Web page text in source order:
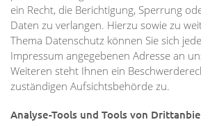
ein Recht, die Berichtigung, Sperrung
Daten zu verlangen. Hierzu sowie zu
Thema Datenschutz können Sie sich
Impressum angegebenen Adresse an
Weiteren steht Ihnen ein
zuständigen Aufsichtsbehörde zu.
Analyse-Tools und Tools von